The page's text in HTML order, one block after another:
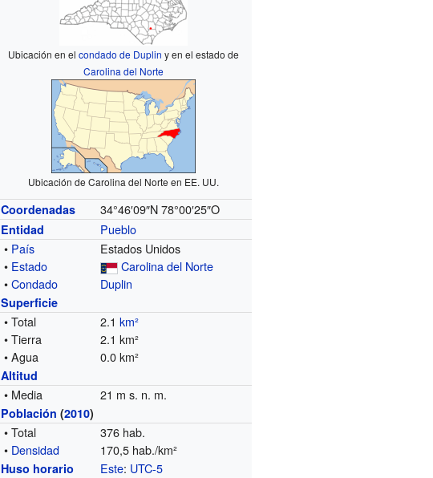
Ubicación en elcondado de Duplin y en el estado de
Carolina del Norte
Ubicación de Carolina del Norte en EE. UU.
Coordenadas 34°46′09″N 78°00′25″O
Entidad
Pueblo
• País
Estados Unidos
• Estado
Carolina del Norte
•Condado Duplin
Superficie
• Total 2.1km²
• Tierra
2.1 km²
• Agua
0.0 km²
Altitud
• Media 21 m s. n. m.
Población (2010)
• Total
376 hab.
• Densidad 170,5 hab./km²
Huso horario Este: UTC-5